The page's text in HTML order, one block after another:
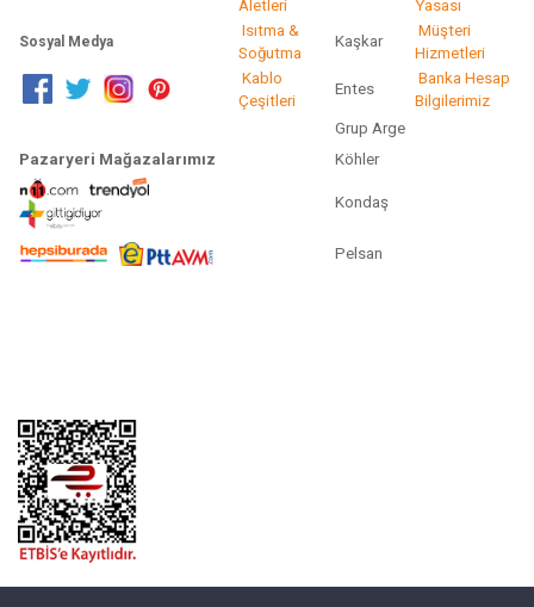
Aletleri
Yasası
Sosyal Medya
Isıtma &
Soğutma
Kaşkar
Müşteri
Hizmetleri
Kablo
Çeşitleri
Entes
Banka Hesap
Bilgilerimiz
Grup Arge
Pazaryeri Mağazalarımız
Köhler
Kondaş
Pelsan